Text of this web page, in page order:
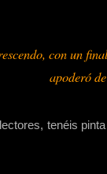
con un
apoderó
tenéis